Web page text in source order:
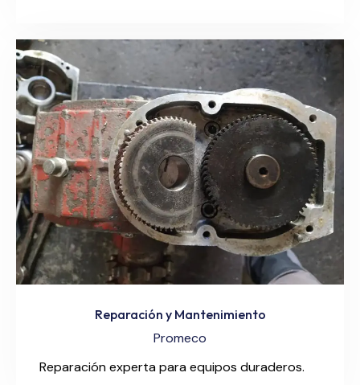
Reparación y Mantenimiento
Promeco
Reparación experta para equipos duraderos.